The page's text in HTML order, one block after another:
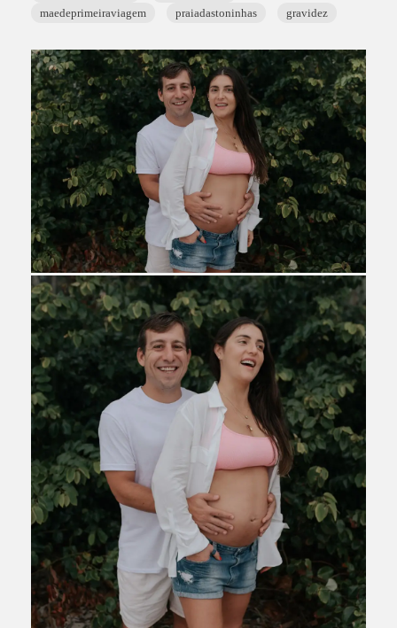
maedeprimeiraviagem
praiadastoninhas gravidez